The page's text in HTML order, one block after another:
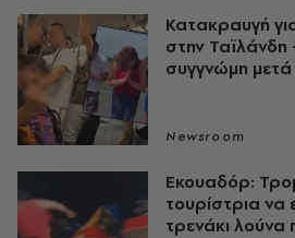
Κατακραυγή
στην
συγγνώμη
Newsroom
Εκουαδόρ:
τουρίστρια να
τρενάκι λούνα